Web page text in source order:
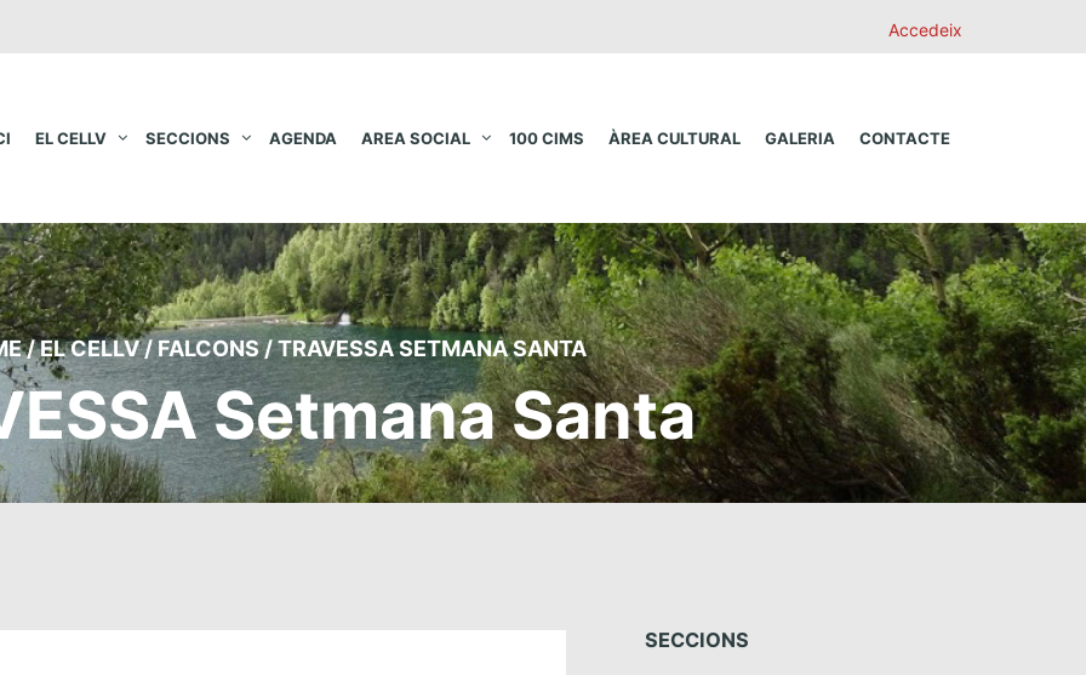
Accedeix
EL CELLV SECCIONS AGENDA AREA SOCIAL 100 CIMS ÀREA CULTURAL GALERIA CONTACTE
/EL CELLV / FALCONS /TRAVESSA SETMANA SANTA
Setmana Santa
SECCIONS